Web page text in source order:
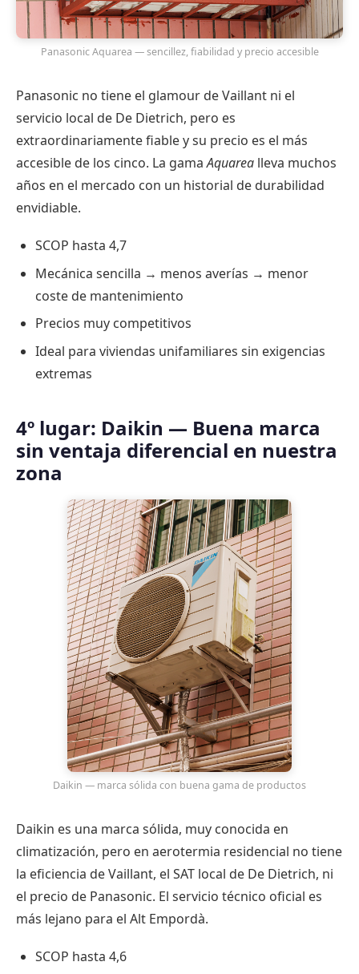
Panasonic Aquarea — sencillez, fiabilidad y precio accesible
Panasonic no tiene el glamour de Vaillant ni el
servicio local de De Dietrich, pero es
extraordinariamente fiable y su precio es el más
accesible de los cinco. La gamaAquarea lleva muchos
años en el mercado con un historial de durabilidad
envidiable.
SCOP hasta 4,7
Mecánica sencilla → menos averías → menor
coste de mantenimiento
Precios muy competitivos
Ideal para viviendas unifamiliares sin exigencias
extremas
4º lugar: Daikin — Buena marca
sin ventaja diferencial en nuestra
zona
Daikin — marca sólida con buena gama de productos
Daikin es una marca sólida, muy conocida en
climatización, pero en aerotermia residencial no tiene
la eficiencia de Vaillant, el SAT local de De Dietrich, ni
el precio de Panasonic. El servicio técnico oficial es
más lejano para el Alt Empordà.
SCOP hasta 4,6